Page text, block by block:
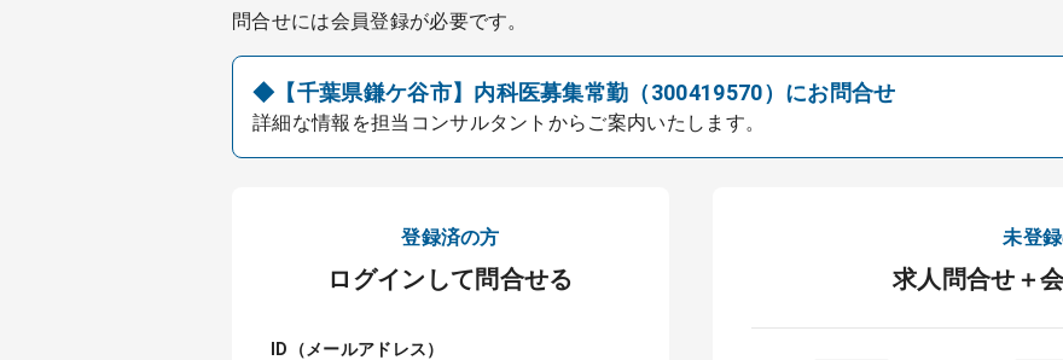
問合せには会員登録が必要です。
◆【千葉県鎌ケ谷市】内科医募集常勤（300419570）にお問合せ
詳細な情報を担当コンサルタントからご案内いたします。
登録済の方
ログインして問合せる
ID（メールアドレス）
未登
求人問合せ＋